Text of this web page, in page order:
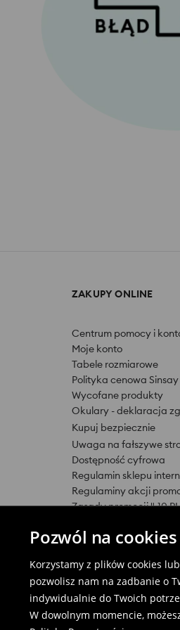
Pozwól na cookies
Korzystamy z plików cookies
pozwolisz nam na zadbanie o
indywidualnie do Twoich
W dowolnym momencie,
ZAKUPY ONLINE
Centrum pomocy i
Moje konto
Tabele rozmiarowe
Polityka cenowa Sinsay
Wycofane produkty
Okulary - deklaracja
Kupuj bezpiecznie
Uwaga na fałszywe
Dostępność cyfrowa
Regulamin sklepu
Regulaminy akcji
Zasady promocji "-10
Zasady promocji "-20
sklepie stacjonarnym"